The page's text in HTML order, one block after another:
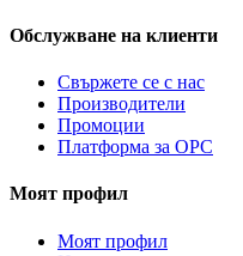
Обслужване на клиенти
Свържете се с нас
Производители
Промоции
Платформа за ОРС
Моят профил
Моят профил